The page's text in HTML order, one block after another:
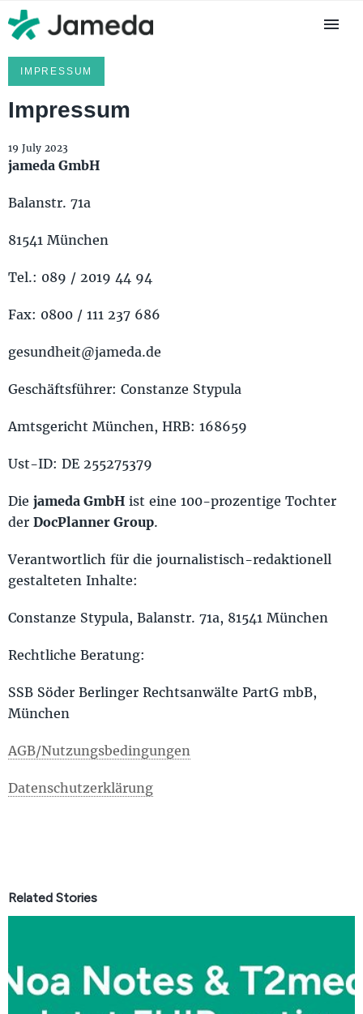
IMPRESSUM
Impressum
19 July 2023
jameda GmbH
Balanstr. 71a
81541 München
Tel.: 089 / 2019 44 94
Fax: 0800 / 111 237 686
gesundheit@jameda.de
Geschäftsführer: Constanze Stypula
Amtsgericht München, HRB: 168659
Ust-ID: DE 255275379
Die jameda GmbH ist eine 100-prozentige Tochter
der DocPlanner Group.
Verantwortlich für die journalistisch-redaktionell
gestalteten Inhalte:
Constanze Stypula, Balanstr. 71a, 81541 München
Rechtliche Beratung:
SSB Söder Berlinger Rechtsanwälte PartG mbB,
München
AGB/Nutzungsbedingungen
Datenschutzerklärung
Related Stories